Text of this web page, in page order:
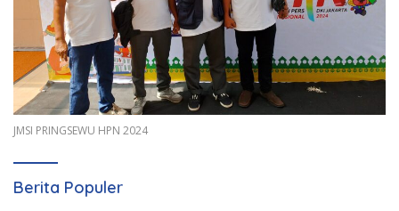
JMSI PRINGSEWU HPN 2024
Berita Populer